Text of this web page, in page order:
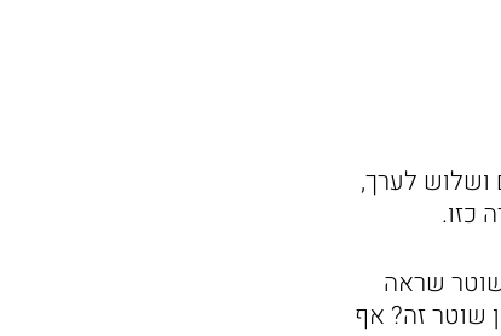
ושלוש לערך,
כזו.
שוטר שראה
שוטר זה? אף